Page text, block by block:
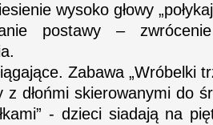
wysoko głowy
postawy –
Zabawa „Wróbelki
dłońmi skierowanymi do
- dzieci siadają na